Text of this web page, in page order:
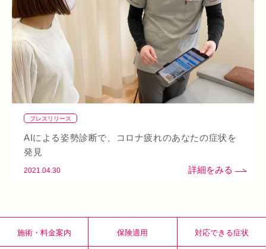
なんばウォーク イオンタウン小阪 今里 クリスタ長堀
呼吸 玉造 春バテ
プレスリリース
AIによる姿勢診断で、コロナ疲れのあなたの症状を
発見
2021.04.30
施術・料金案内 保険適用 対応できる症状